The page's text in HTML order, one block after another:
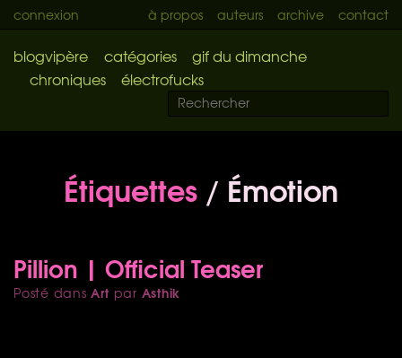
connexion à propos auteurs archive contact
blogvipère catégories
gif du dimanche
chroniques
électrofucks
Étiquettes / Émotion
Pillion | Official Teaser
Posté dansArt par Asthik